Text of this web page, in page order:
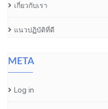
เกี่ยวกับเรา
แนวปฏิบัติที่ดี
META
Log in